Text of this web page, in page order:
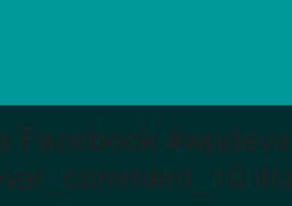
Facebook